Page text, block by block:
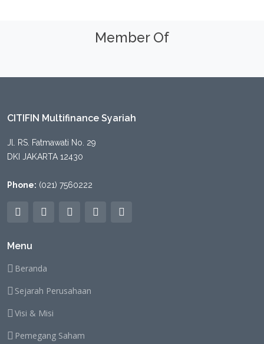
Member Of
CITIFIN Multifinance Syariah
Jl. RS. Fatmawati No. 29
DKI JAKARTA 12430
Phone: (021) 7560222
Menu
Beranda
Sejarah Perusahaan
Visi & Misi
Pemegang Saham